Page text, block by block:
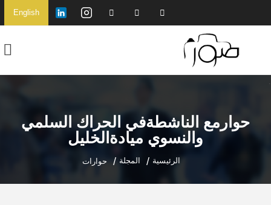
English
حوارمع الناشطةفي الحراك السلمي
والنسوي ميادةالخليل
الرئيسية المجلة حوارات